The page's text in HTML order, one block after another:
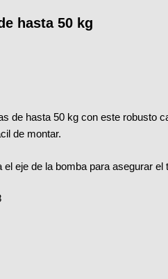
hasta 50 kg
de hasta 50 kg con este robusto
de montar.
el eje de la bomba para asegurar el